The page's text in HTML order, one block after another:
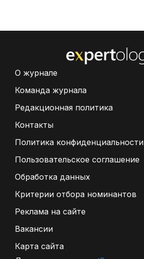
О журнале
Команда журнала
Редакционная политика
Контакты
Политика конфиденциальности
Пользовательское соглашение
Обработка данных
Критерии отбора номинантов
Реклама на сайте
Вакансии
Карта сайта